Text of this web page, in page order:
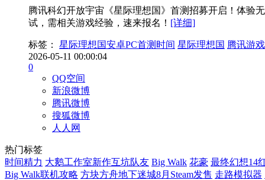
腾讯科幻开放宇宙《星际理想国》首测招募开启！体验
试，需相关游戏经验，速来报名！ [详细]
标签： 星际理想国安卓PC首测时间 星际理想国 腾讯游戏
2026-05-11 00:00:04
0
QQ空间
新浪微博
腾讯微博
搜狐微博
人人网
热门标签
时间精力 大鹅工作室新作互坑队友 Big Walk 花豪 最终幻想14
Big Walk联机攻略 方块方舟地下迷城8月Steam发售 走路模拟器